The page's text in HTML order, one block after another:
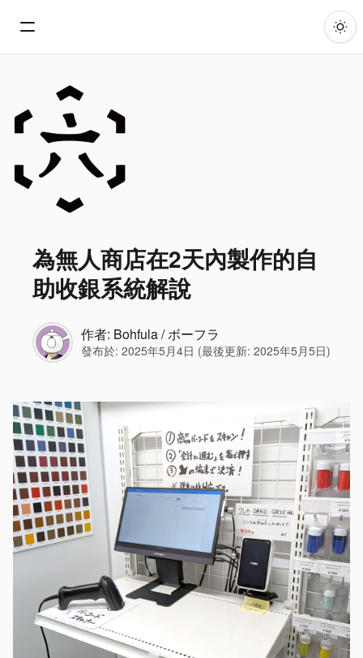
為無人商店在2天內製作的自
助收銀系統解說
作者: Bohfula / ボーフラ
發布於: 2025年5月4日 (最後更新: 2025年5月5日)